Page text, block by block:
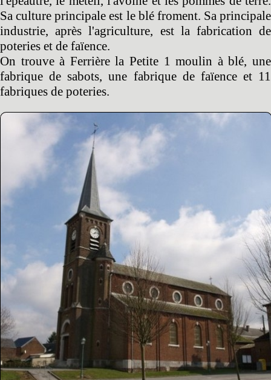
Sa culture principale est le blé froment. Sa principale
industrie, après l'agriculture, est la fabrication de
poteries et de faïence.
On trouve à Ferrière la Petite 1 moulin à blé, une
fabrique de sabots, une fabrique de faïence et 11
fabriques de poteries.